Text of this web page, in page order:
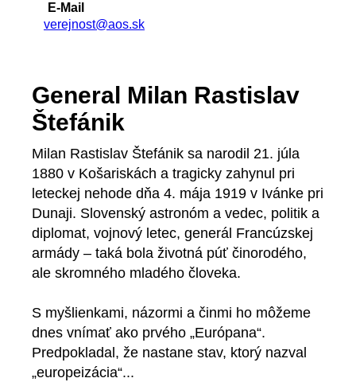
E-Mail
verejnost@aos.sk
General Milan Rastislav
Štefánik
Milan Rastislav Štefánik sa narodil 21. júla
1880 v Košariskách a tragicky zahynul pri
leteckej nehode dňa 4. mája 1919 v Ivánke pri
Dunaji. Slovenský astronóm a vedec, politik a
diplomat, vojnový letec, generál Francúzskej
armády – taká bola životná púť činorodého,
ale skromného mladého človeka.
S myšlienkami, názormi a činmi ho môžeme
dnes vnímať ako prvého „Európana“.
Predpokladal, že nastane stav, ktorý nazval
„europeizácia“...